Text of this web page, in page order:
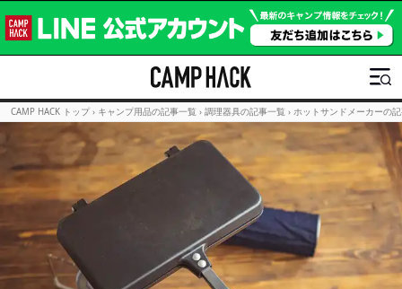
CAMP HACK トップ › キャンプ用品の記事一覧 › 調理器具の記事一覧 › ホットサンドメーカーの